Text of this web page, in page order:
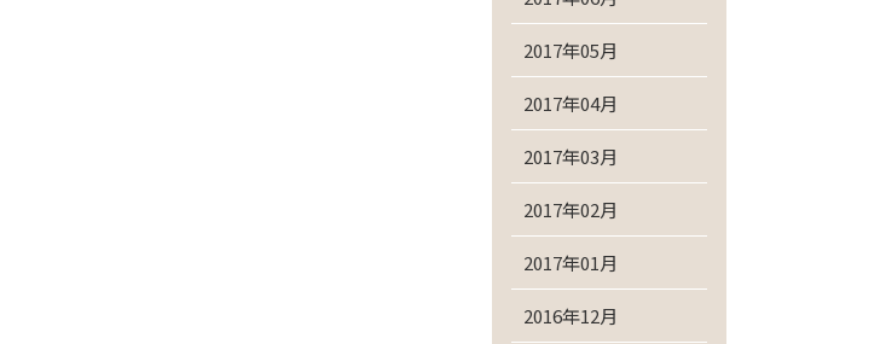
2017年05月
2017年04月
2017年03月
2017年02月
2017年01月
2016年12月